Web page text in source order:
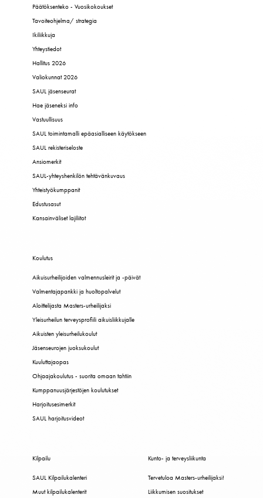
Päätöksenteko - Vuosikokoukset
Tavoiteohjelma/ strategia
Ikiliikkuja
Yhteystiedot
Hallitus 2026
Valiokunnat 2026
SAUL jäsenseurat
Hae jäseneksi info
Vastuullisuus
SAUL toimintamalli epäasialliseen käytökseen
SAUL rekisteriseloste
Ansiomerkit
SAUL-yhteyshenkilön tehtävänkuvaus
Yhteistyökumppanit
Edustusasut
Kansainväliset lajiliitot
Koulutus
Aikuisurheilijoiden valmennusleirit ja -päivät
Valmentajapankki ja huoltopalvelut
Aloittelijasta Masters-urheilijaksi
Yleisurheilun terveysprofiili aikuisliikkujalle
Aikuisten yleisurheilukoulut
Jäsenseurojen juoksukoulut
Kuuluttajaopas
Ohjaajakoulutus - suorita omaan tahtiin
Kumppanuusjärjestöjen koulutukset
Harjoitusesimerkit
SAUL harjoitusvideot
Kilpailu
SAUL Kilpailukalenteri
Muut kilpailukalenterit
Kunto- ja terveysliikunta
Tervetuloa Masters-urheilijaksi!
Liikkumisen suositukset